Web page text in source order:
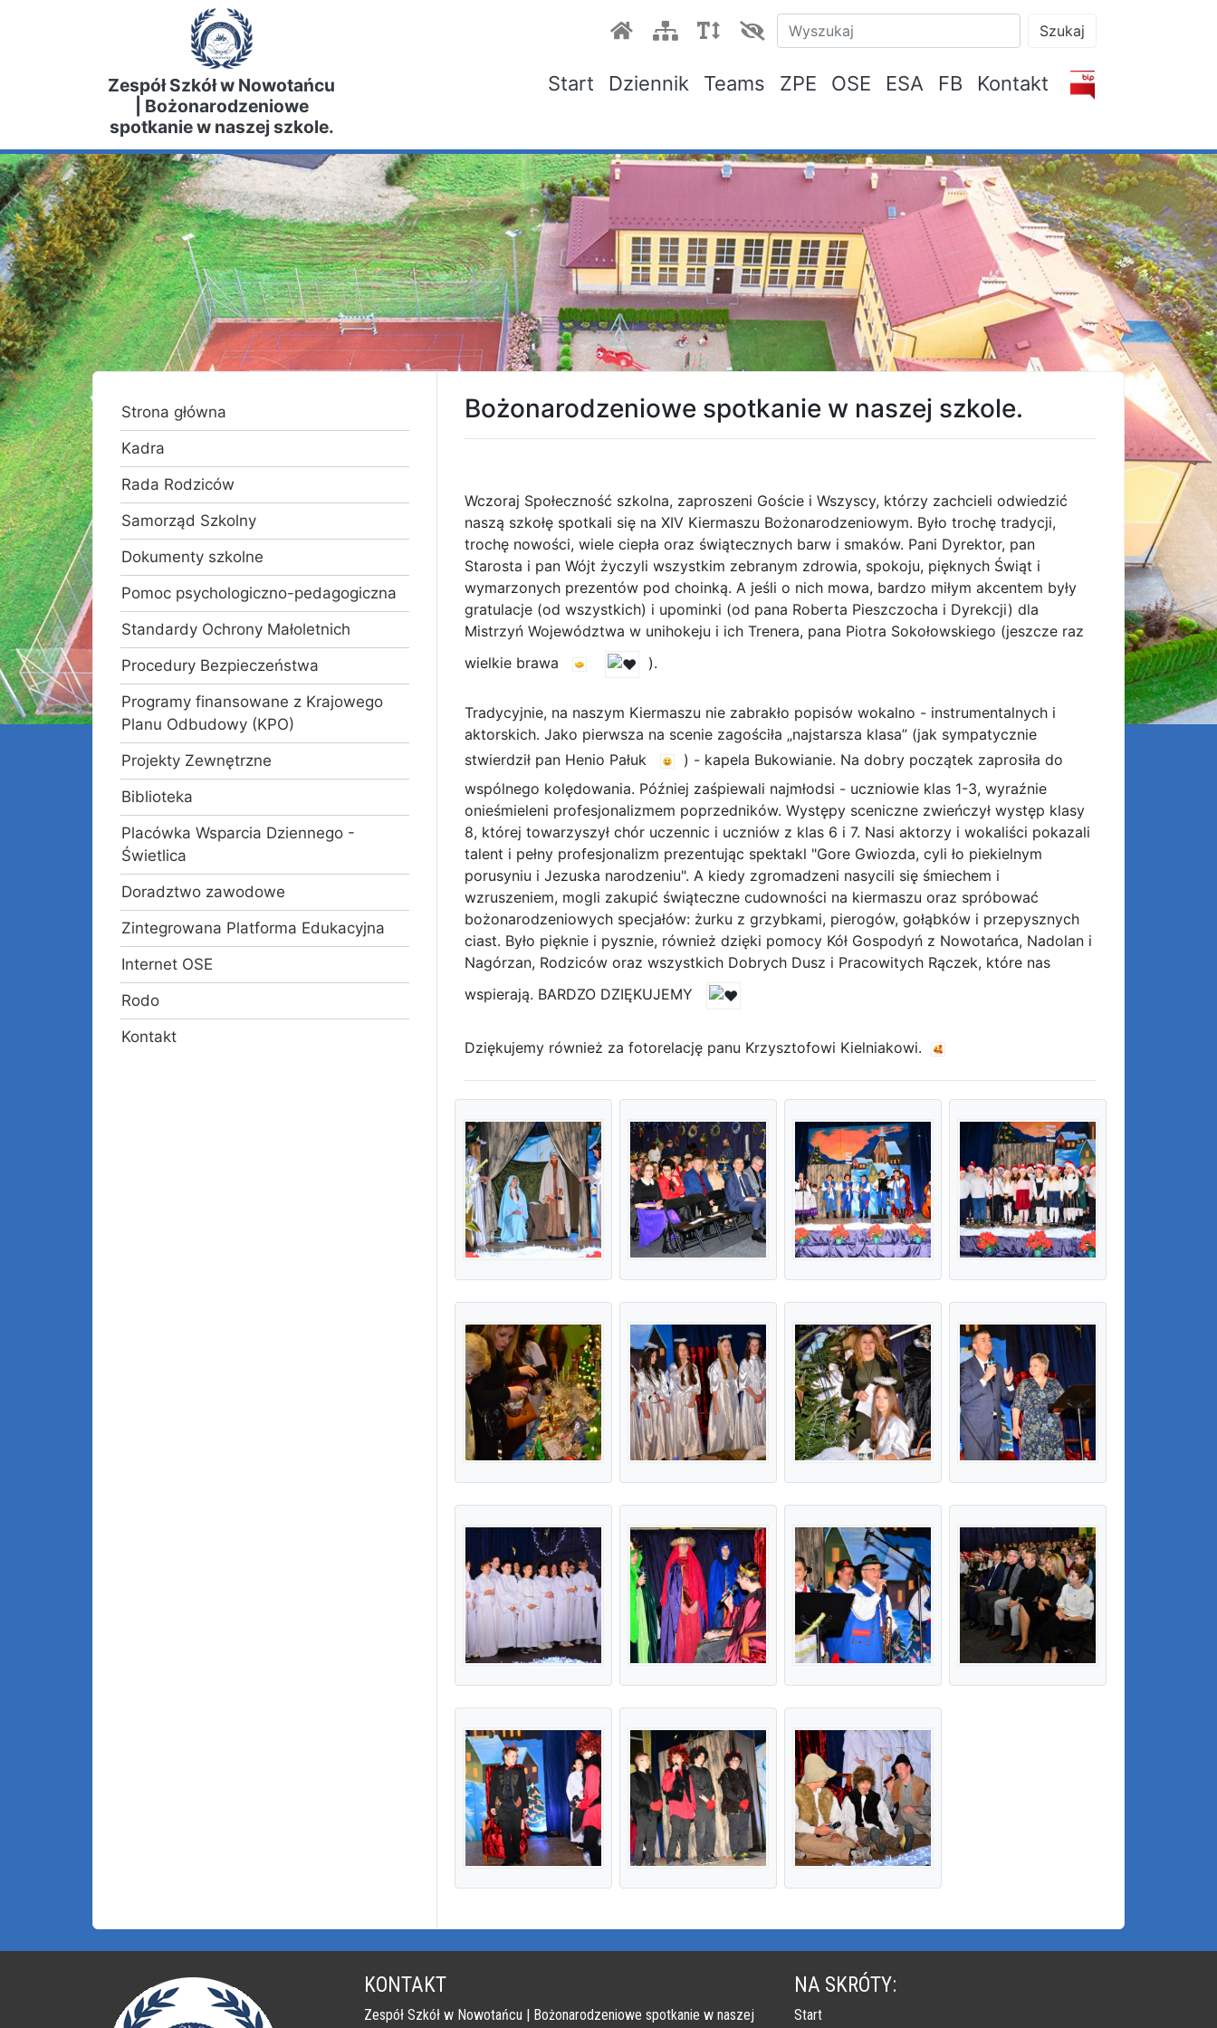
Zespół Szkół w Nowotańcu
| Bożonarodzeniowe
spotkanie w naszej szkole.
Szukaj
Start Dziennik Teams ZPE OSE ESA FB Kontakt
Strona główna
Kadra
Rada Rodziców
Samorząd Szkolny
Dokumenty szkolne
Pomoc psychologiczno-pedagogiczna
Standardy Ochrony Małoletnich
Procedury Bezpieczeństwa
Programy finansowane z Krajowego
Planu Odbudowy (KPO)
Projekty Zewnętrzne
Biblioteka
Placówka Wsparcia Dziennego -
Świetlica
Doradztwo zawodowe
Zintegrowana Platforma Edukacyjna
Internet OSE
Rodo
Kontakt
Bożonarodzeniowe spotkanie w naszej szkole.
Wczoraj Społeczność szkolna, zaproszeni Goście i Wszyscy, którzy zachcieli odwiedzić
naszą szkołę spotkali się na XIV Kiermaszu Bożonarodzeniowym. Było trochę tradycji,
trochę nowości, wiele ciepła oraz świątecznych barw i smaków. Pani Dyrektor, pan
Starosta i pan Wójt życzyli wszystkim zebranym zdrowia, spokoju, pięknych Świąt i
wymarzonych prezentów pod choinką. A jeśli o nich mowa, bardzo miłym akcentem były
gratulacje (od wszystkich) i upominki (od pana Roberta Pieszczocha i Dyrekcji) dla
Mistrzyń Województwa w unihokeju i ich Trenera, pana Piotra Sokołowskiego (jeszcze raz
wielkie brawa
).
Tradycyjnie, na naszym Kiermaszu nie zabrakło popisów wokalno - instrumentalnych i
aktorskich. Jako pierwsza na scenie zagościła „najstarsza klasa” (jak sympatycznie
stwierdził pan Henio Pałuk
) - kapela Bukowianie. Na dobry początek zaprosiła do
wspólnego kolędowania. Później zaśpiewali najmłodsi - uczniowie klas 1-3, wyraźnie
onieśmieleni profesjonalizmem poprzedników. Występy sceniczne zwieńczył występ klasy
8, której towarzyszył chór uczennic i uczniów z klas 6 i 7. Nasi aktorzy i wokaliści pokazali
talent i pełny profesjonalizm prezentując spektakl "Gore Gwiozda, cyli ło piekielnym
porusyniu i Jezuska narodzeniu". A kiedy zgromadzeni nasycili się śmiechem i
wzruszeniem, mogli zakupić świąteczne cudowności na kiermaszu oraz spróbować
bożonarodzeniowych specjałów: żurku z grzybkami, pierogów, gołąbków i przepysznych
ciast. Było pięknie i pysznie, również dzięki pomocy Kół Gospodyń z Nowotańca, Nadolan i
Nagórzan, Rodziców oraz wszystkich Dobrych Dusz i Pracowitych Rączek, które nas
wspierają. BARDZO DZIĘKUJEMY
Dziękujemy również za fotorelację panu Krzysztofowi Kielniakowi.
KONTAKT
Zespół Szkół w Nowotańcu | Bożonarodzeniowe spotkanie w naszej
NA SKRÓTY:
Start